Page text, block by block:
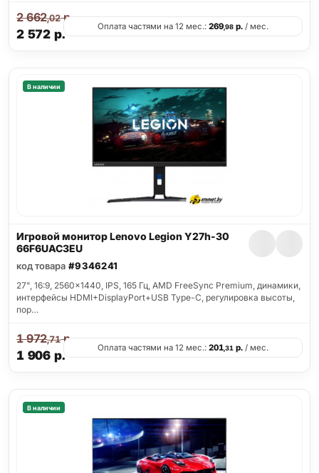
2 572 р.
2 662,02р.
Оплата частями на 12 мес.: 269,98 р. / мес.
В наличии
Игровой монитор Lenovo Legion Y27h-30
66F6UAC3EU
код товара #9346241
27", 16:9, 2560x1440, IPS, 165 Гц, AMD FreeSync Premium, динамики,
интерфейсы HDMI+DisplayPort+USB Type-C, регулировка высоты,
пор…
1 906 р.
1 972,71р.
Оплата частями на 12 мес.: 201,31 р. / мес.
В наличии